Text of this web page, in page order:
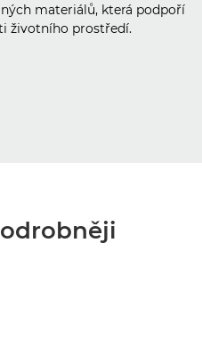
materiálů, která podpoří
životního prostředí.